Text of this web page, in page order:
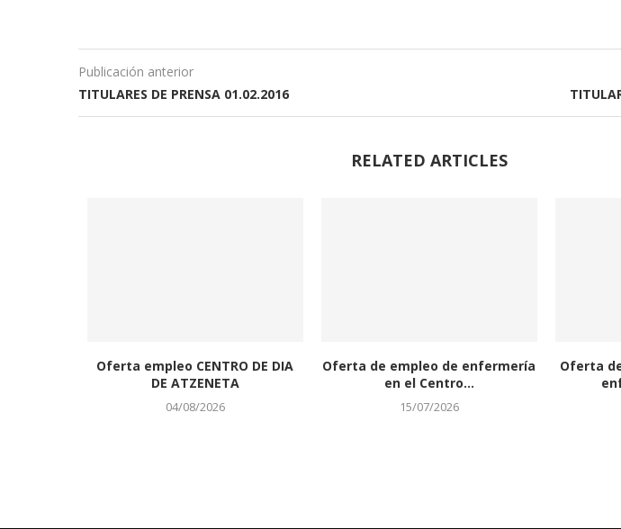
Publicación anterior
TITULARES DE PRENSA 01.02.2016
RELATED ARTICLES
Oferta empleo CENTRO DE DIA
DE ATZENETA
04/08/2026
Oferta de empleo de enfermería
en el Centro...
15/07/2026
Oferta